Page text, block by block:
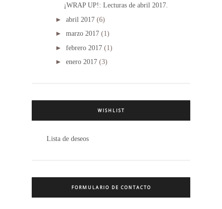
¡WRAP UP!: Lecturas de abril 2017.
► abril 2017 (6)
► marzo 2017 (1)
► febrero 2017 (1)
► enero 2017 (3)
WISHLIST
Lista de deseos
FORMULARIO DE CONTACTO